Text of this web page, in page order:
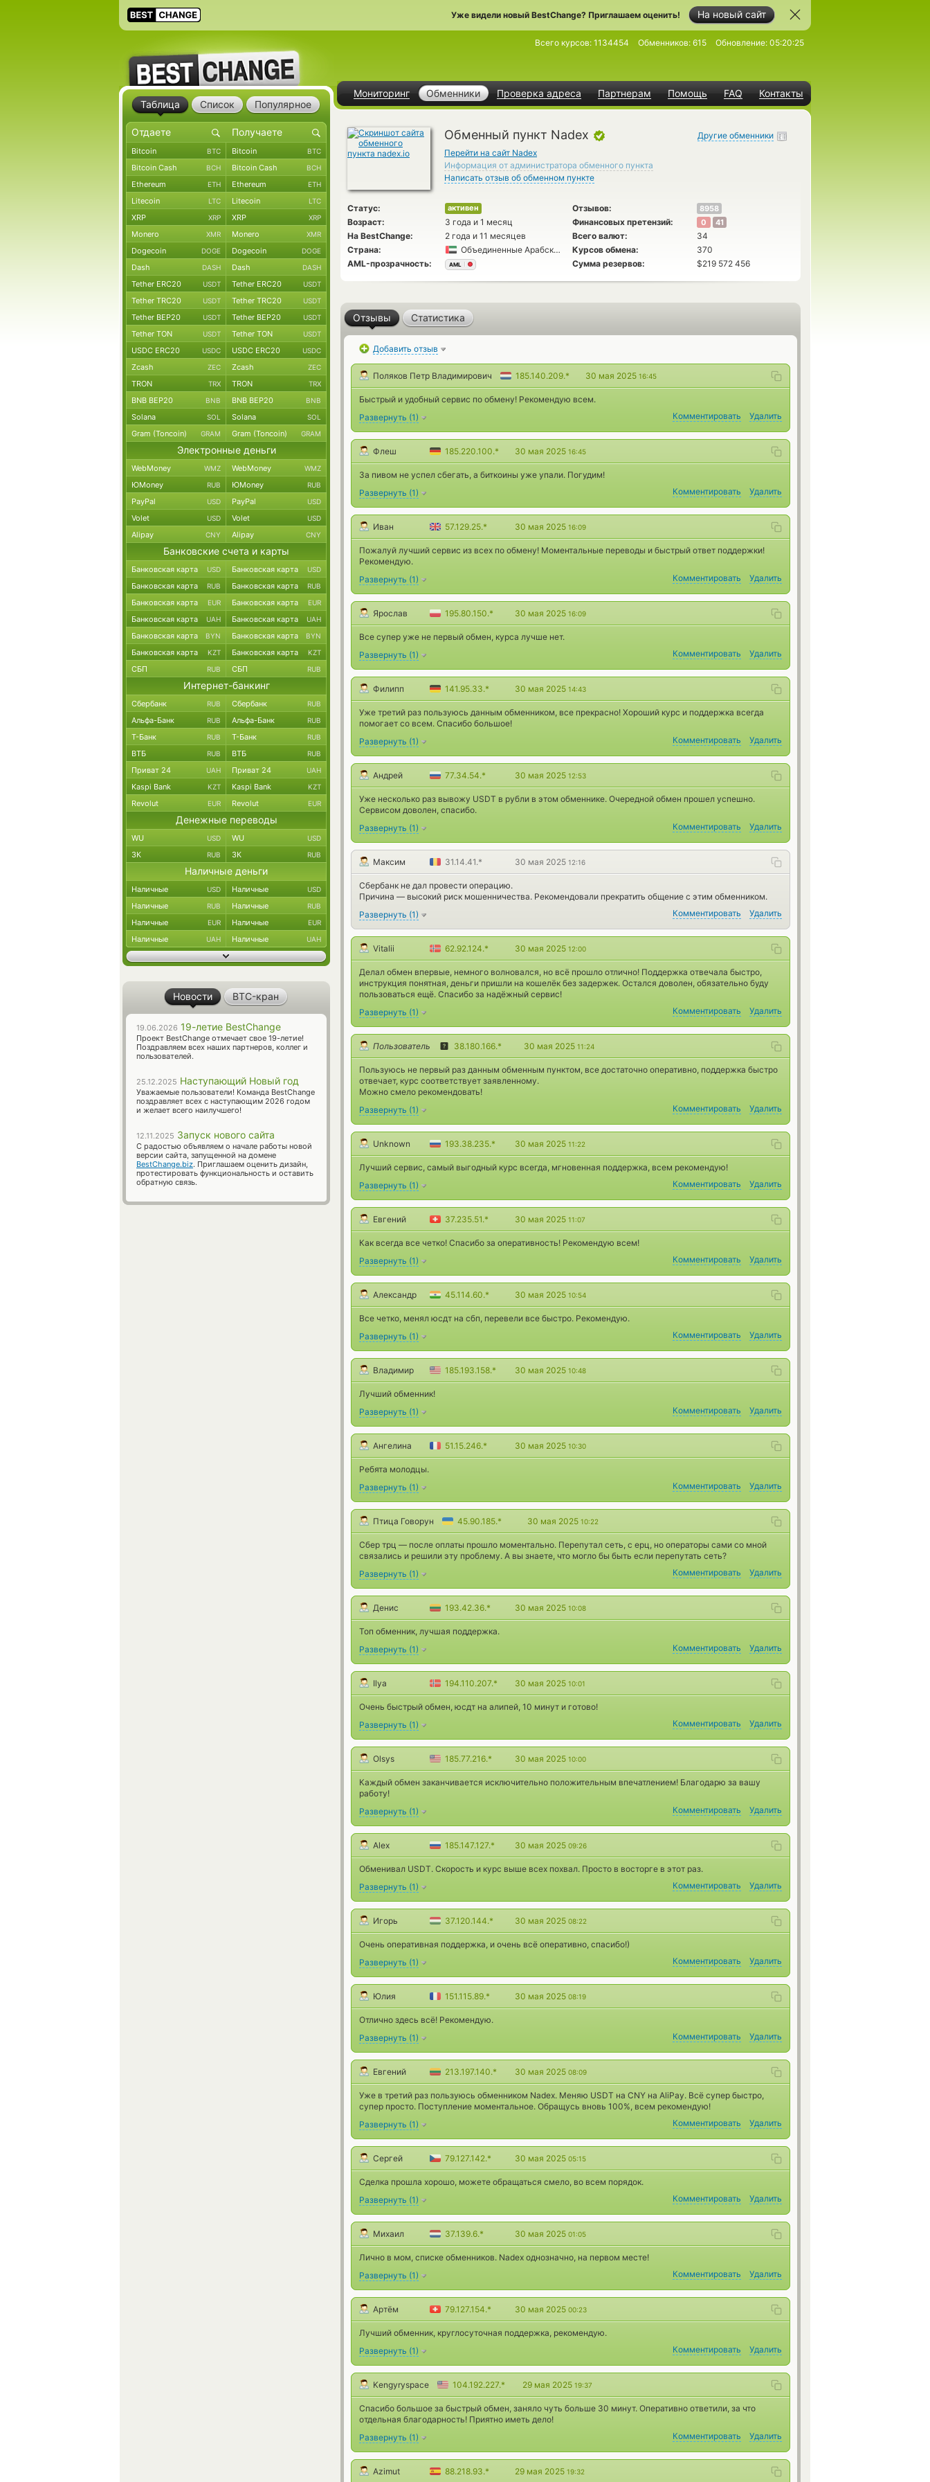
На новый сайт
Уже видели новый BestChange? Приглашаем оценить!
Мониторинг Обменники Проверка адреса Партнерам Помощь FAQ Контакты
Всего курсов: 1134454 Обменников: 615 Обновление: 05:20:25
Обменный пункт Nadex
Перейти на сайт Nadex
Информация от администратора обменного пункта
Написать отзыв об обменном пункте
Другие обменники
Статус: активен Отзывов: 8958
Возраст: 3 года и 1 месяц Финансовых претензий: 0 41
На BestChange: 2 года и 11 месяцев Всего валют:
34
Страна:
Объединенные Арабские Эмираты Курсов обмена:
370
AML-прозрачность:
AML Сумма резервов: $219 572 456
Отзывы Статистика
Добавить отзыв
Поляков Петр Владимирович 185.140.209.* 30 мая 2025 16:45
Быстрый и удобный сервис по обмену! Рекомендую всем.
Развернуть (1) Комментировать Удалить
Флеш 185.220.100.* 30 мая 2025 16:45
За пивом не успел сбегать, а биткоины уже упали. Погудим!
Развернуть (1) Комментировать Удалить
Иван 57.129.25.* 30 мая 2025 16:09
Пожалуй лучший сервис из всех по обмену! Моментальные переводы и быстрый ответ поддержки!
Рекомендую.
Развернуть (1) Комментировать Удалить
Ярослав 195.80.150.* 30 мая 2025 16:09
Все супер уже не первый обмен, курса лучше нет.
Развернуть (1) Комментировать Удалить
Филипп 141.95.33.* 30 мая 2025 14:43
Уже третий раз пользуюсь данным обменником, все прекрасно! Хороший курс и поддержка всегда
помогает со всем. Спасибо большое!
Развернуть (1) Комментировать Удалить
Андрей 77.34.54.* 30 мая 2025 12:53
Уже несколько раз вывожу USDT в рубли в этом обменнике. Очередной обмен прошел успешно.
Сервисом доволен, спасибо.
Развернуть (1) Комментировать Удалить
Максим 31.14.41.* 30 мая 2025 12:16
Сбербанк не дал провести операцию.
Причина — высокий риск мошенничества. Рекомендовали прекратить общение с этим обменником.
Развернуть (1) Комментировать Удалить
Vitalii 62.92.124.* 30 мая 2025 12:00
Делал обмен впервые, немного волновался, но всё прошло отлично! Поддержка отвечала быстро,
инструкция понятная, деньги пришли на кошелёк без задержек. Остался доволен, обязательно буду
пользоваться ещё. Спасибо за надёжный сервис!
Развернуть (1) Комментировать Удалить
Пользователь 38.180.166.* 30 мая 2025 11:24
Пользуюсь не первый раз данным обменным пунктом, все достаточно оперативно, поддержка быстро
отвечает, курс соответствует заявленному.
Можно смело рекомендовать!
Развернуть (1) Комментировать Удалить
Unknown 193.38.235.* 30 мая 2025 11:22
Лучший сервис, самый выгодный курс всегда, мгновенная поддержка, всем рекомендую!
Развернуть (1) Комментировать Удалить
Евгений 37.235.51.* 30 мая 2025 11:07
Как всегда все четко! Спасибо за оперативность! Рекомендую всем!
Развернуть (1) Комментировать Удалить
Александр 45.114.60.* 30 мая 2025 10:54
Все четко, менял юсдт на сбп, перевели все быстро. Рекомендую.
Развернуть (1) Комментировать Удалить
Владимир 185.193.158.* 30 мая 2025 10:48
Лучший обменник!
Развернуть (1) Комментировать Удалить
Ангелина 51.15.246.* 30 мая 2025 10:30
Ребята молодцы.
Развернуть (1) Комментировать Удалить
Птица Говорун 45.90.185.* 30 мая 2025 10:22
Сбер трц — после оплаты прошло моментально. Перепутал сеть, с ерц, но операторы сами со мной
связались и решили эту проблему. А вы знаете, что могло бы быть если перепутать сеть?
Развернуть (1) Комментировать Удалить
Денис 193.42.36.* 30 мая 2025 10:08
Топ обменник, лучшая поддержка.
Развернуть (1) Комментировать Удалить
Ilya 194.110.207.* 30 мая 2025 10:01
Очень быстрый обмен, юсдт на алипей, 10 минут и готово!
Развернуть (1) Комментировать Удалить
Olsys 185.77.216.* 30 мая 2025 10:00
Каждый обмен заканчивается исключительно положительным впечатлением! Благодарю за вашу
работу!
Развернуть (1) Комментировать Удалить
Alex 185.147.127.* 30 мая 2025 09:26
Обменивал USDT. Скорость и курс выше всех похвал. Просто в восторге в этот раз.
Развернуть (1) Комментировать Удалить
Игорь 37.120.144.* 30 мая 2025 08:22
Очень оперативная поддержка, и очень всё оперативно, спасибо!)
Развернуть (1) Комментировать Удалить
Юлия 151.115.89.* 30 мая 2025 08:19
Отлично здесь всё! Рекомендую.
Развернуть (1) Комментировать Удалить
Евгений 213.197.140.* 30 мая 2025 08:09
Уже в третий раз пользуюсь обменником Nadex. Меняю USDT на CNY на AliPay. Всё супер быстро,
супер просто. Поступление моментальное. Обращусь вновь 100%, всем рекомендую!
Развернуть (1) Комментировать Удалить
Сергей 79.127.142.* 30 мая 2025 05:15
Сделка прошла хорошо, можете обращаться смело, во всем порядок.
Развернуть (1) Комментировать Удалить
Михаил 37.139.6.* 30 мая 2025 01:05
Лично в мом, списке обменников. Nadex однозначно, на первом месте!
Развернуть (1) Комментировать Удалить
Артём 79.127.154.* 30 мая 2025 00:23
Лучший обменник, круглосуточная поддержка, рекомендую.
Развернуть (1) Комментировать Удалить
Kengyryspace 104.192.227.* 29 мая 2025 19:37
Спасибо большое за быстрый обмен, заняло чуть больше 30 минут. Оперативно ответили, за что
отдельная благодарность! Приятно иметь дело!
Развернуть (1) Комментировать Удалить
Azimut 88.218.93.* 29 мая 2025 19:32
Таблица Список Популярное
Bitcoin BTC Bitcoin BTC
Bitcoin Cash BCH Bitcoin Cash BCH
Ethereum ETH Ethereum ETH
Litecoin LTC Litecoin LTC
XRP XRP XRP XRP
Monero XMR Monero XMR
Dogecoin DOGE Dogecoin DOGE
Dash DASH Dash DASH
Tether ERC20 USDT Tether ERC20 USDT
Tether TRC20 USDT Tether TRC20 USDT
Tether BEP20 USDT Tether BEP20 USDT
Tether TON USDT Tether TON USDT
USDC ERC20 USDC USDC ERC20 USDC
Zcash ZEC Zcash ZEC
TRON TRX TRON TRX
BNB BEP20 BNB BNB BEP20 BNB
Solana SOL Solana SOL
Gram (Toncoin) GRAM Gram (Toncoin) GRAM
Электронные деньги
WebMoney WMZ WebMoney WMZ
ЮMoney RUB ЮMoney RUB
PayPal USD PayPal USD
Volet USD Volet USD
Alipay CNY Alipay CNY
Банковские счета и карты
Банковская карта USD Банковская карта USD
Банковская карта RUB Банковская карта RUB
Банковская карта EUR Банковская карта EUR
Банковская карта UAH Банковская карта UAH
Банковская карта BYN Банковская карта BYN
Банковская карта KZT Банковская карта KZT
СБП RUB СБП RUB
Интернет-банкинг
Сбербанк RUB Сбербанк RUB
Альфа-Банк RUB Альфа-Банк RUB
Т-Банк RUB Т-Банк RUB
ВТБ RUB ВТБ RUB
Приват 24 UAH Приват 24 UAH
Kaspi Bank KZT Kaspi Bank KZT
Revolut EUR Revolut EUR
Денежные переводы
WU USD WU USD
ЗК RUB ЗК RUB
Наличные деньги
Наличные USD Наличные USD
Наличные RUB Наличные RUB
Наличные EUR Наличные EUR
Наличные UAH Наличные UAH
Новости BTC-кран
19.06.2026 19-летие BestChange
Проект BestChange отмечает свое 19-летие!
Поздравляем всех наших партнеров, коллег и
пользователей.
25.12.2025 Наступающий Новый год
Уважаемые пользователи! Команда BestChange
поздравляет всех с наступающим 2026 годом
и желает всего наилучшего!
12.11.2025 Запуск нового сайта
С радостью объявляем о начале работы новой
версии сайта, запущенной на домене
BestChange.biz. Приглашаем оценить дизайн,
протестировать функциональность и оставить
обратную связь.